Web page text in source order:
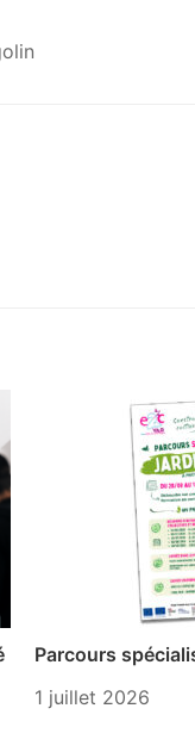
Parcours
1 juillet 2026